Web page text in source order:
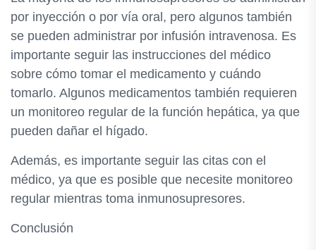
por inyección o por vía oral, pero algunos también
se pueden administrar por infusión intravenosa. Es
importante seguir las instrucciones del médico
sobre cómo tomar el medicamento y cuándo
tomarlo. Algunos medicamentos también requieren
un monitoreo regular de la función hepática, ya que
pueden dañar el hígado.
Además, es importante seguir las citas con el
médico, ya que es posible que necesite monitoreo
regular mientras toma inmunosupresores.
Conclusión